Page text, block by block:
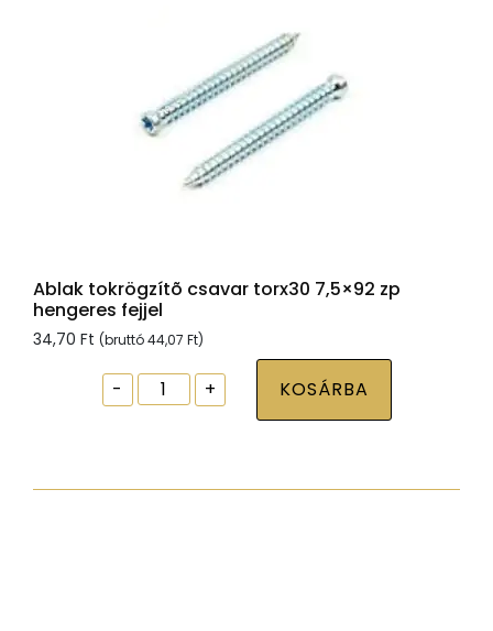
Ablak tokrögzítõ csavar torx30 7,5×92 zp
hengeres fejjel
34,70 Ft (bruttó44,07 Ft)
-
Ablak
tokrögzítõ
7,5x92
+ KOSÁRBA